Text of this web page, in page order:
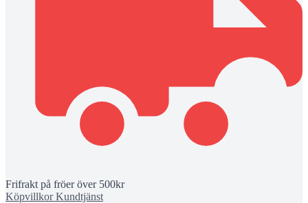
Frifrakt på fröer över 500kr
KöpvillkorKundtjänst